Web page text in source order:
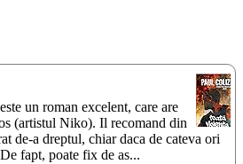
un roman excelent, care are
(artistul Niko). Il recomand din
de-a dreptul, chiar daca de cateva ori
fapt, poate fix de as...